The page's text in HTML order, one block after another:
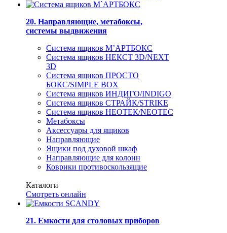
20. Направляющие, метабоксы,
системы выдвижения
Система ящиков М’АРТБОКС
Система ящиков НЕКСТ 3D/NEXT
3D
Система ящиков ПРОСТО
БОКС/SIMPLE BOX
Система ящиков ИНДИГО/INDIGO
Система ящиков СТРАЙК/STRIKE
Система ящиков НЕОТЕК/NEOTEC
Метабоксы
Аксессуары для ящиков
Направляющие
Ящики под духовой шкаф
Направляющие для колонн
Коврики противоскользящие
Каталоги
Смотреть онлайн
21. Емкости для столовых приборов